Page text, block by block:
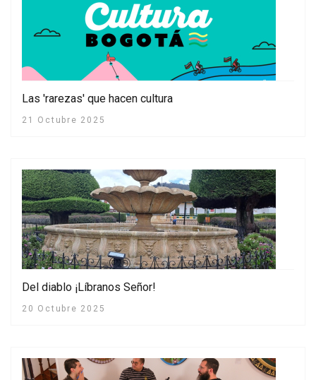
Las 'rarezas' que hacen cultura
21 Octubre 2025
Del diablo ¡Líbranos Señor!
20 Octubre 2025